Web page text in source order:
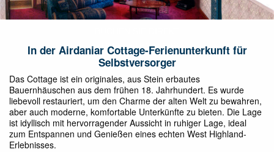
In der Airdaniar Cottage-Ferienunterkunft für
Selbstversorger
Das Cottage ist ein originales, aus Stein erbautes
Bauernhäuschen aus dem frühen 18. Jahrhundert. Es wurde
liebevoll restauriert, um den Charme der alten Welt zu bewahren,
aber auch moderne, komfortable Unterkünfte zu bieten. Die Lage
ist idyllisch mit hervorragender Aussicht in ruhiger Lage, ideal
zum Entspannen und Genießen eines echten West Highland-
Erlebnisses.